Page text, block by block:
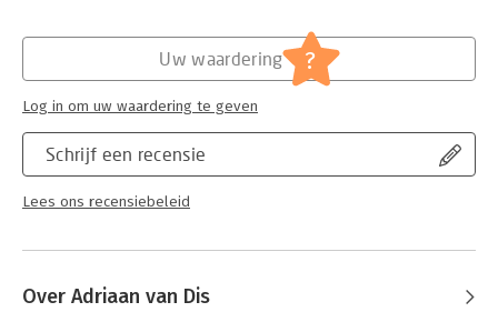
Schrijf een recensie
Lees ons recensiebeleid
Uw waardering ?
Log in om uw waardering te geven
Over Adriaan van Dis